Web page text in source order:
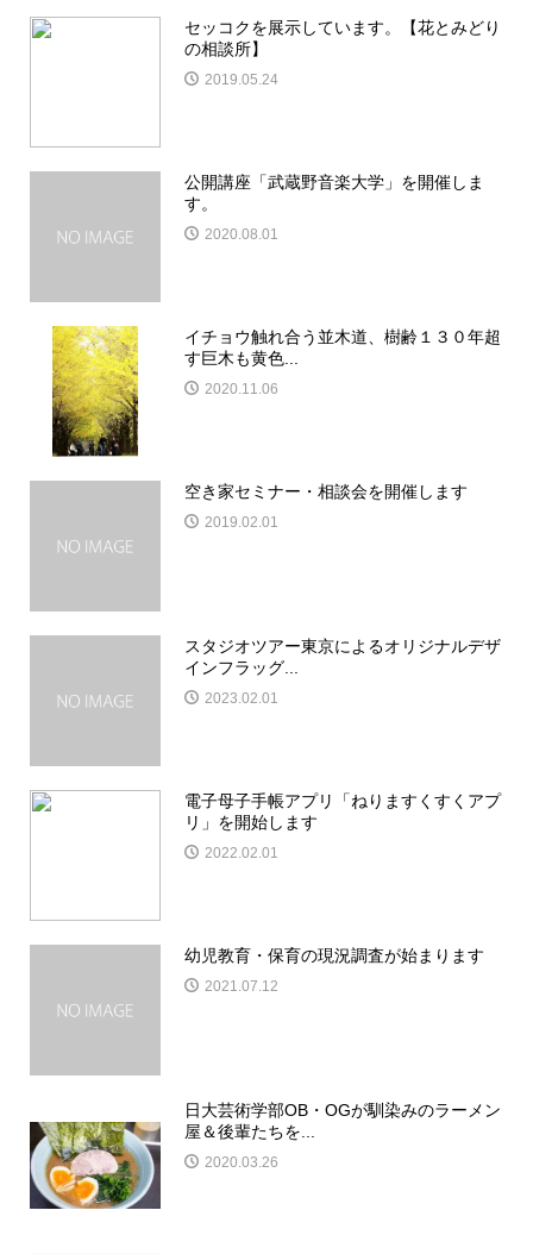
セッコクを展示しています。【花とみどり
の相談所】
2019.05.24
公開講座「武蔵野音楽大学」を開催しま
す。
2020.08.01
イチョウ触れ合う並木道、樹齢１３０年超
す巨木も黄色...
2020.11.06
空き家セミナー・相談会を開催します
2019.02.01
スタジオツアー東京によるオリジナルデザ
インフラッグ...
2023.02.01
電子母子手帳アプリ「ねりますくすくアプ
リ」を開始します
2022.02.01
幼児教育・保育の現況調査が始まります
2021.07.12
日大芸術学部OB・OGが馴染みのラーメン
屋＆後輩たちを...
2020.03.26